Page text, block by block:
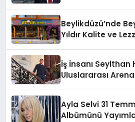
Hayata Geçirecek
Beylikdüzü’nde
Yıldır Kalite ve
İş İnsanı Seyithan
Uluslararası
Ayla Selvi 31
Albümünü